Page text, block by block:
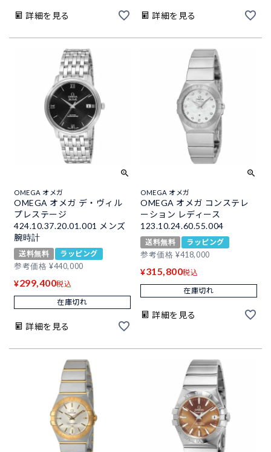
詳細を見る 詳細を見る
OMEGA オメガ
OMEGA オメガ デ・ヴィル
プレステージ
424.10.37.20.01.001 メンズ
腕時計
送料無料
ラッピング
参考価格 ¥440,000
¥299,400税込
在庫切れ
詳細を見る
OMEGA オメガ
OMEGA オメガ コンステレ
ーション レディース
123.10.24.60.55.004
送料無料
ラッピング
参考価格 ¥418,000
¥315,800税込
在庫切れ
詳細を見る